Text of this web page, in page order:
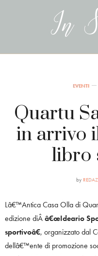
EVENTI
Quartu
in arrivo
libro
by
Lâ€™Antica Casa Olla di
edizione diÂâ€œIdeario
sportivoâ€, organizzato dal
dellâ€™ente di promozione